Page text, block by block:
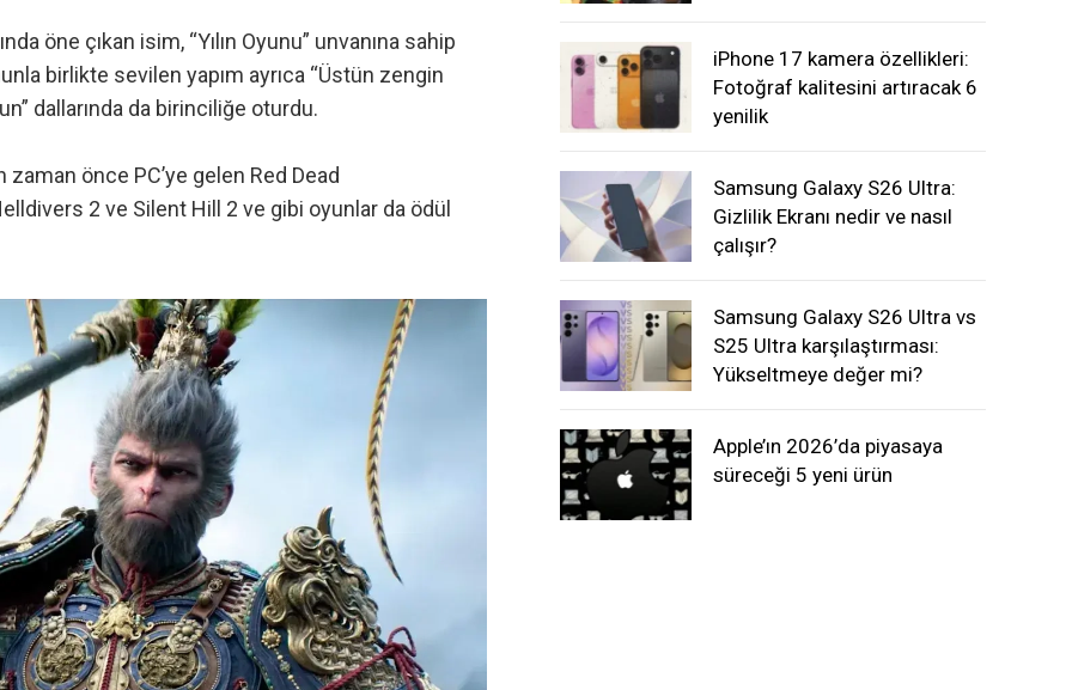
öne çıkan isim, “Yılın Oyunu” unvanına sahip
birlikte sevilen yapım ayrıca “Üstün zengin
dallarında da birinciliğe oturdu.
zaman önce PC’ye gelen Red Dead
2 ve Silent Hill 2 ve gibi oyunlar da ödül
iPhone 17 kamera özellikleri:
Fotoğraf kalitesini artıracak 6
yenilik
Samsung Galaxy S26 Ultra:
Gizlilik Ekranı nedir ve nasıl
çalışır?
Samsung Galaxy S26 Ultra vs
S25 Ultra karşılaştırması:
Yükseltmeye değer mi?
Apple’ın 2026’da piyasaya
süreceği 5 yeni ürün